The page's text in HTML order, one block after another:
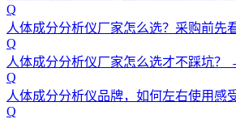
Q
人体成分分析仪厂家怎么选？采购前先
Q
人体成分分析仪厂家怎么选才不踩坑？
Q
人体成分分析仪品牌，如何左右使用感
Q